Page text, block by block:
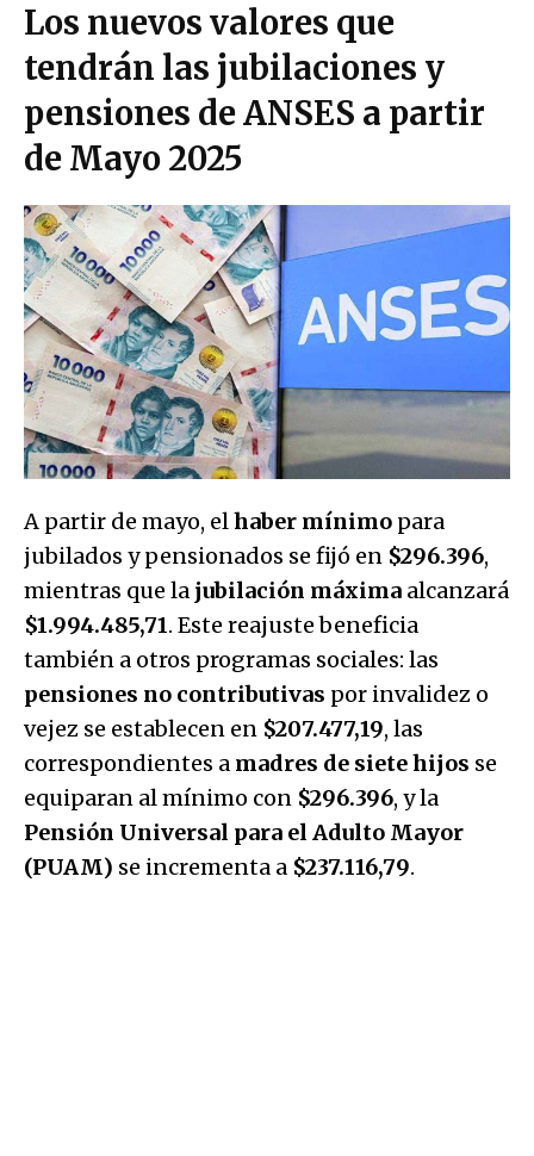
Los nuevos valores que
tendrán las jubilaciones y
pensiones de ANSES a partir
de Mayo 2025
A partir de mayo, elhaber mínimo para
jubilados y pensionados se fijó en $296.396,
mientras que la jubilación máxima alcanzará
$1.994.485,71. Este reajuste beneficia
también a otros programas sociales: las
pensiones no contributivas por invalidez o
vejez se establecen en $207.477,19, las
correspondientes a madres de siete hijos se
equiparan al mínimo con $296.396, y la
Pensión Universal para el Adulto Mayor
(PUAM) se incrementa a $237.116,79.